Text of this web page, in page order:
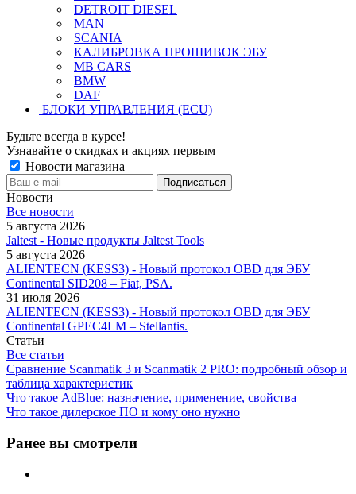
DETROIT DIESEL
MAN
SCANIA
КАЛИБРОВКА ПРОШИВОК ЭБУ
MB CARS
BMW
DAF
БЛОКИ УПРАВЛЕНИЯ (ECU)
Будьте всегда в курсе!
Узнавайте о скидках и акциях первым
Новости магазина
Новости
Все новости
5 августа 2026
Jaltest - Новые продукты Jaltest Tools
5 августа 2026
ALIENTECN (KESS3) - Новый протокол OBD для ЭБУ
Continental SID208 – Fiat, PSA.
31 июля 2026
ALIENTECN (KESS3) - Новый протокол OBD для ЭБУ
Continental GPEC4LM – Stellantis.
Статьи
Все статьи
Сравнение Scanmatik 3 и Scanmatik 2 PRO: подробный обзор и
таблица характеристик
Что такое AdBlue: назначение, применение, свойства
Что такое дилерское ПО и кому оно нужно
Ранее вы смотрели